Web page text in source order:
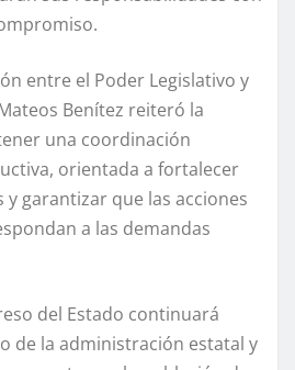
entre el Poder Legislativo y
Benítez reiteró la
una coordinación
orientada a fortalecer
y garantizar que las acciones
a las demandas
del Estado continuará
de la administración estatal y